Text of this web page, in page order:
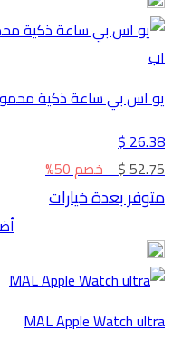
يو اس بي ساعة ذكية محمولة مع 3 واط شحن
26.38 $
52.75 $ خصم 50%
متوفر بعدة خيارات
MAL Apple Watch ultra